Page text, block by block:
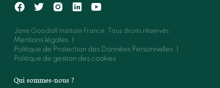
Jane Goodall Institute France. Tous droits réservés.
Mentions légales
Politique de Protection des Données Personnelles
Politique de gestion des cookies
Qui sommes-nous ?